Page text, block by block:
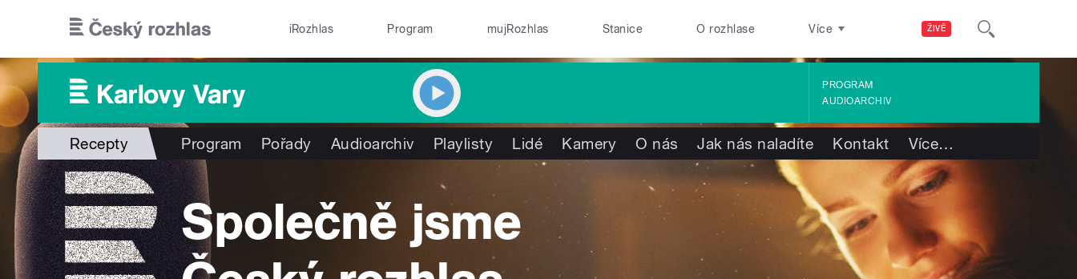
ŽIVĚ
iRozhlas Program mujRozhlas Stanice O rozhlase Více
PROGRAM
AUDIOARCHIV
Recepty Program Pořady Audioarchiv Playlisty Lidé Kamery O nás Jak nás naladíte Kontakt Více…